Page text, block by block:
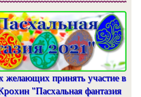
желающих принять участие в
"Пасхальная фантазия